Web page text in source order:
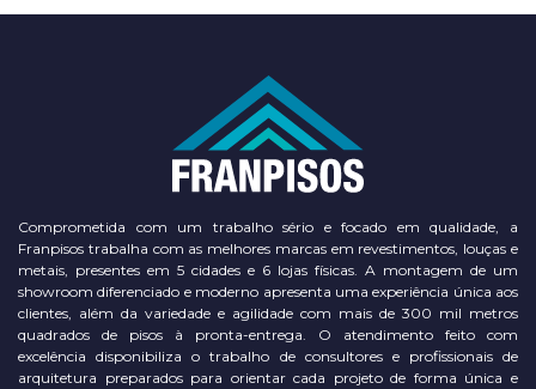
Comprometida com um trabalho sério e focado em qualidade, a
Franpisos trabalha com as melhores marcas em revestimentos, louças e
metais, presentes em 5 cidades e 6 lojas físicas. A montagem de um
showroom diferenciado e moderno apresenta uma experiência única aos
clientes, além da variedade e agilidade com mais de 300 mil metros
quadrados de pisos à pronta-entrega. O atendimento feito com
excelência disponibiliza o trabalho de consultores e profissionais de
arquitetura preparados para orientar cada projeto de forma única e